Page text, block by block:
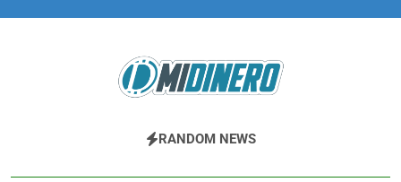
Midinero.co
Fintech, Criptomonedas
RANDOM NEWS